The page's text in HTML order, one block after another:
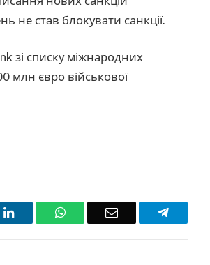
не став блокувати санкції.
зі списку міжнародних
млн євро військової
LinkedIn WhatsAppEmail Telegram